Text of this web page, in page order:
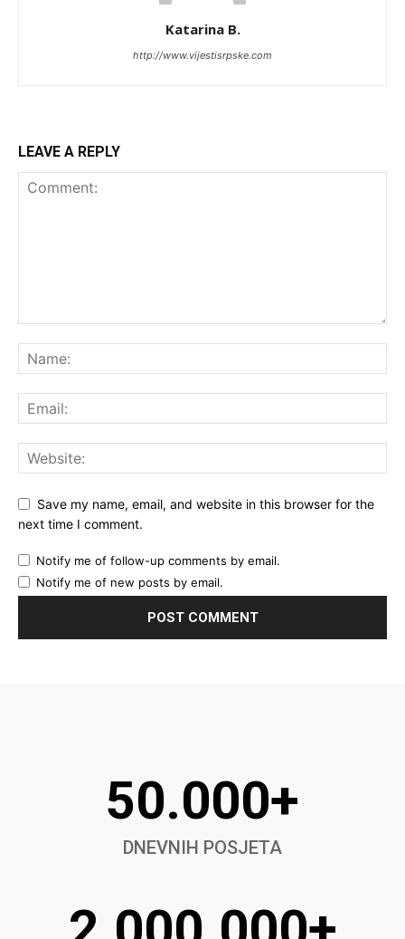
Katarina B.
http://www.vijestisrpske.com
LEAVE A REPLY
Save my name, email, and website in this browser for the
next time I comment.
Notify me of follow-up comments by email.
Notify me of new posts by email.
50.000+
DNEVNIH POSJETA